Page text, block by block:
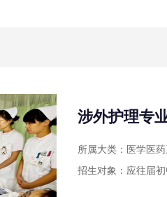
涉外护理专
所属大类：医学医
招生对象：应往届